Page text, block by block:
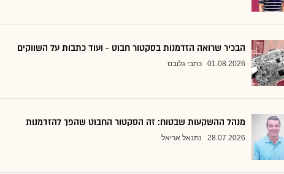
הבכיר שרואה הזדמנות בסקטור חבוט - ועוד כתבות על השווקים
01.08.2026 כתבי גלובס
מנהל ההשקעות שבטוח: זה הסקטור החבוט שהפך להזדמנות
28.07.2026 נתנאל אריאל